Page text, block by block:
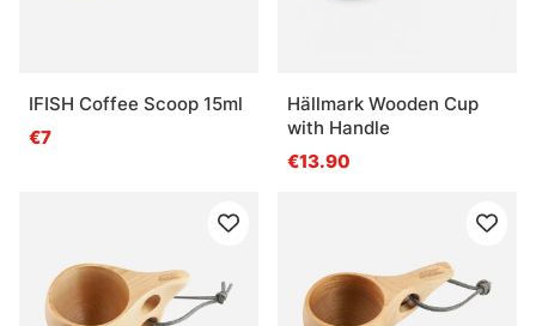
IFISH Coffee Scoop 15ml
€7
Hällmark Wooden Cup
with Handle
€13.90